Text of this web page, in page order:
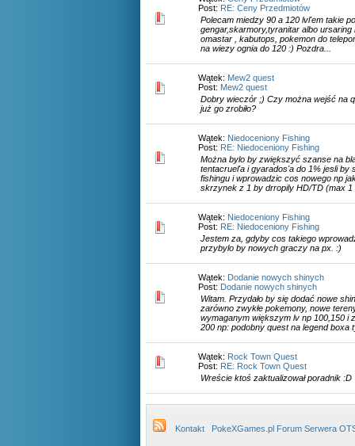
Post: RE: Ceny Przedmiotów
Polecam miedzy 90 a 120 lvl'em takie
gengar,skarmory,tyranitar albo ursaring
omastar , kabutops, pokemon do
na wiezy ognia do 120 :) Pozdra...
Wątek: Mew2 quest
Post: Mew2 quest
Dobry wieczór ;) Czy można wejść na
już go zrobiło?
Wątek: Niedoceniony Fishing
Post: RE: Niedoceniony Fishing
Można bylo by zwiększyć szanse na
tentacruel'a i gyarados'a do 1% jesli by
fishingu i wprowadzic cos nowego np
skrzynek z 1 by drropily HD/TD (max 1
Wątek: Niedoceniony Fishing
Post: RE: Niedoceniony Fishing
Jestem za, gdyby cos takiego
przybylo by nowych graczy na px. :)
Wątek: Dodanie nowych shinych
Post: Dodanie nowych shinych
Witam. Przydało by się dodać nowe
zarówno zwykłe pokemony, nowe
wymaganym większym lv np 100,150 i
200 np: podobny quest na legend boxa
Wątek: Rock Town Quest
Post: RE: Rock Town Quest
Wreście ktoś zaktualizował poradnik :D
Kontakt PokeXGames.pl Forum Serwera